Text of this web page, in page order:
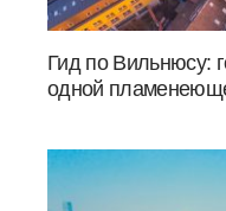
Гид по Вильнюсу:
одной